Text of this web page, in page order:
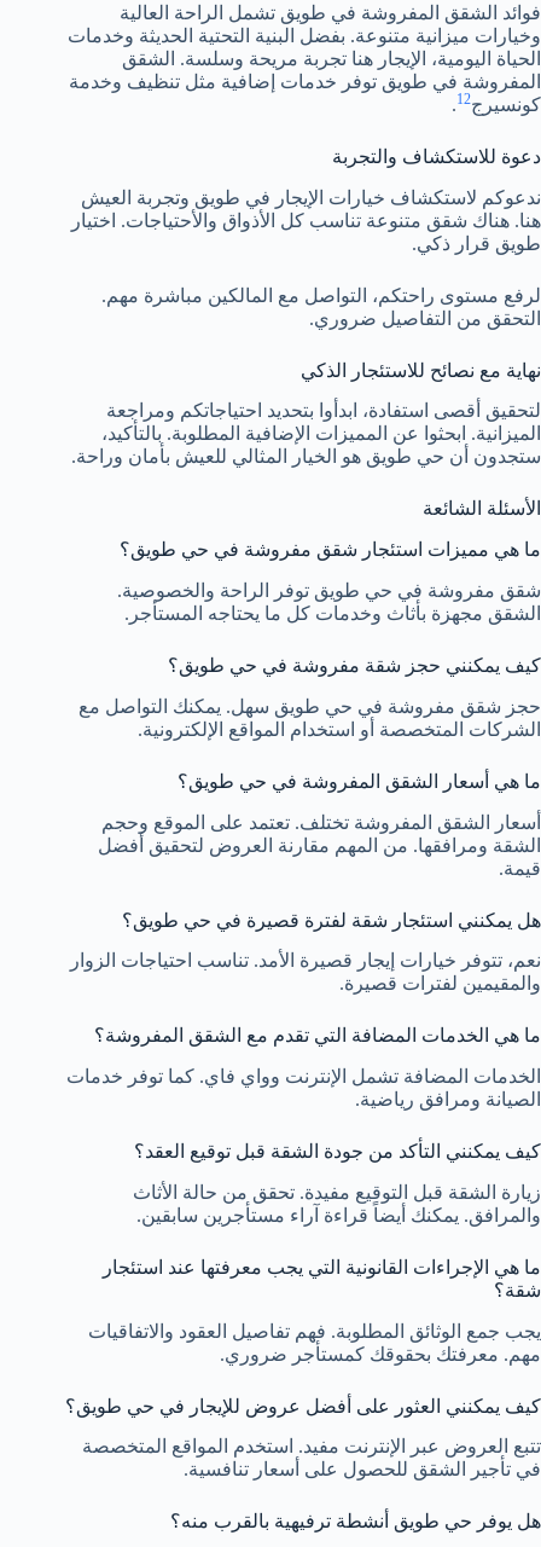
فوائد الشقق المفروشة في طويق تشمل الراحة العالية
وخيارات ميزانية متنوعة. بفضل البنية التحتية الحديثة وخدمات
الحياة اليومية، الإيجار هنا تجربة مريحة وسلسة. الشقق
المفروشة في طويق توفر خدمات إضافية مثل تنظيف وخدمة
كونسيرج12
.
دعوة للاستكشاف والتجربة
ندعوكم لاستكشاف خيارات الإيجار في طويق وتجربة العيش
هنا. هناك شقق متنوعة تناسب كل الأذواق والأحتياجات. اختيار
طويق قرار ذكي.
لرفع مستوى راحتكم، التواصل مع المالكين مباشرة مهم.
التحقق من التفاصيل ضروري.
نهاية مع نصائح للاستئجار الذكي
لتحقيق أقصى استفادة، ابدأوا بتحديد احتياجاتكم ومراجعة
الميزانية. ابحثوا عن المميزات الإضافية المطلوبة. بالتأكيد،
ستجدون أن حي طويق هو الخيار المثالي للعيش بأمان وراحة.
الأسئلة الشائعة
ما هي مميزات استئجار شقق مفروشة في حي طويق؟
شقق مفروشة في حي طويق توفر الراحة والخصوصية.
الشقق مجهزة بأثاث وخدمات كل ما يحتاجه المستأجر.
كيف يمكنني حجز شقة مفروشة في حي طويق؟
حجز شقق مفروشة في حي طويق سهل. يمكنك التواصل مع
الشركات المتخصصة أو استخدام المواقع الإلكترونية.
ما هي أسعار الشقق المفروشة في حي طويق؟
أسعار الشقق المفروشة تختلف. تعتمد على الموقع وحجم
الشقة ومرافقها. من المهم مقارنة العروض لتحقيق أفضل
قيمة.
هل يمكنني استئجار شقة لفترة قصيرة في حي طويق؟
نعم، تتوفر خيارات إيجار قصيرة الأمد. تناسب احتياجات الزوار
والمقيمين لفترات قصيرة.
ما هي الخدمات المضافة التي تقدم مع الشقق المفروشة؟
الخدمات المضافة تشمل الإنترنت وواي فاي. كما توفر خدمات
الصيانة ومرافق رياضية.
كيف يمكنني التأكد من جودة الشقة قبل توقيع العقد؟
زيارة الشقة قبل التوقيع مفيدة. تحقق من حالة الأثاث
والمرافق. يمكنك أيضاً قراءة آراء مستأجرين سابقين.
ما هي الإجراءات القانونية التي يجب معرفتها عند استئجار
شقة؟
يجب جمع الوثائق المطلوبة. فهم تفاصيل العقود والاتفاقيات
مهم. معرفتك بحقوقك كمستأجر ضروري.
كيف يمكنني العثور على أفضل عروض للإيجار في حي طويق؟
تتبع العروض عبر الإنترنت مفيد. استخدم المواقع المتخصصة
في تأجير الشقق للحصول على أسعار تنافسية.
هل يوفر حي طويق أنشطة ترفيهية بالقرب منه؟